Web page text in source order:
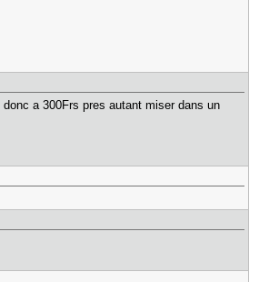
a 300Frs pres autant miser dans un